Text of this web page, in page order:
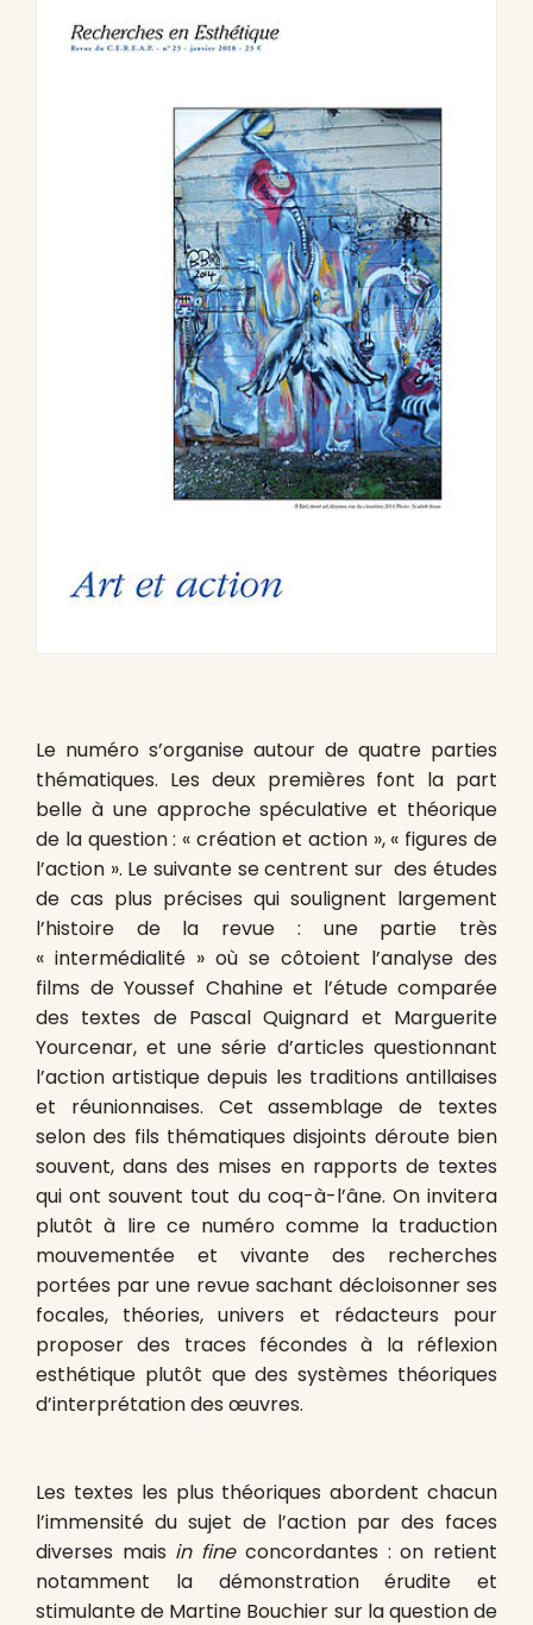
Le numéro s’organise autour de quatre parties
thématiques. Les deux premières font la part
belle à une approche spéculative et théorique
de la question : « création et action », « figures de
l’action ». Le suivante se centrent sur des études
de cas plus précises qui soulignent largement
l’histoire de la revue : une partie très
« intermédialité » où se côtoient l’analyse des
films de Youssef Chahine et l’étude comparée
des textes de Pascal Quignard et Marguerite
Yourcenar, et une série d’articles questionnant
l’action artistique depuis les traditions antillaises
et réunionnaises. Cet assemblage de textes
selon des fils thématiques disjoints déroute bien
souvent, dans des mises en rapports de textes
qui ont souvent tout du coq-à-l’âne. On invitera
plutôt à lire ce numéro comme la traduction
mouvementée et vivante des recherches
portées par une revue sachant décloisonner ses
focales, théories, univers et rédacteurs pour
proposer des traces fécondes à la réflexion
esthétique plutôt que des systèmes théoriques
d’interprétation des œuvres.
Les textes les plus théoriques abordent chacun
l’immensité du sujet de l’action par des faces
diverses mais in fineconcordantes : on retient
notamment la démonstration érudite et
stimulante de Martine Bouchier sur la question de